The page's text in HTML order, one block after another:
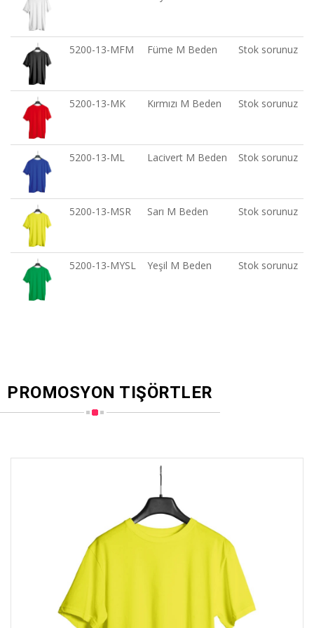
5200-13-MFM Füme M Beden Stok sorunuz
5200-13-MK Kırmızı M Beden Stok sorunuz
5200-13-ML Lacivert M Beden Stok sorunuz
5200-13-MSR Sarı M Beden Stok sorunuz
5200-13-MYSL Yeşil M Beden Stok sorunuz
PROMOSYON TIŞÖRTLER